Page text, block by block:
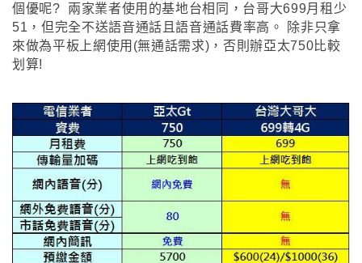
個優呢? 兩家業者使用的基地台相同 ， 台哥大699月租少
51 ， 但完全不送語音通話且語音通話費率高 。
除非只拿
來做為平板上網使用(無通話需求) ，否則辦亞太750比較
划算!